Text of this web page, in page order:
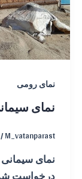
نمای رومی
نمای
M_vatanparast
نمای